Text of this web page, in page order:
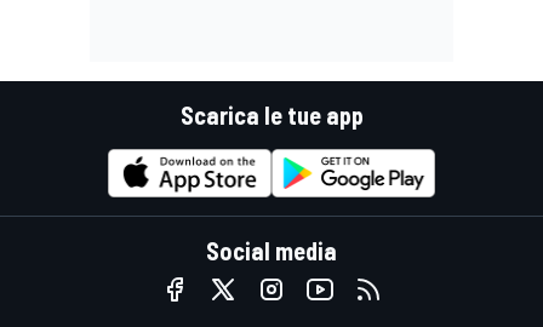
Scarica le tue app
Social media